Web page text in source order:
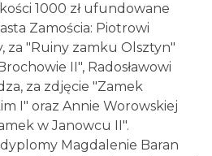
1000 zł ufundowane
Zamościa: Piotrowi
za "Ruiny zamku Olsztyn"
II", Radosławowi
za zdjęcie "Zamek
I" oraz Annie Worowskiej
w Janowcu II".
Magdalenie Baran